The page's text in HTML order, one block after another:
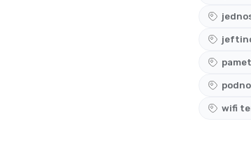
wifi